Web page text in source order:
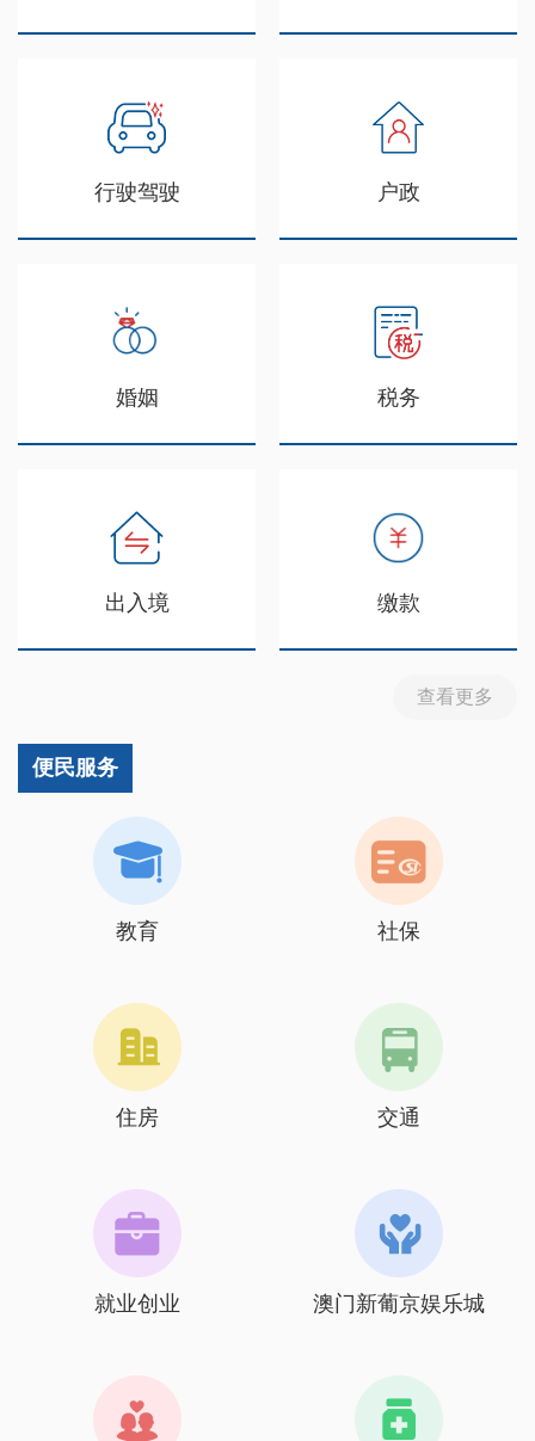
行驶驾驶 户政
婚姻 税务
出入境 缴款
查看更多
便民服务
教育 社保
住房 交通
就业创业 澳门新葡京娱乐城